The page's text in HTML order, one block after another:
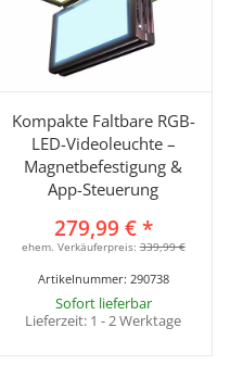
Kompakte Faltbare RGB-
LED-Videoleuchte –
Magnetbefestigung &
App-Steuerung
279,99 €*
ehem. Verkäuferpreis:339,99 €
Artikelnummer: 290738
Sofort lieferbar
Lieferzeit: 1 - 2 Werktage